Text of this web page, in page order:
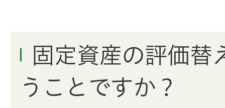
固定資産の評価替
うことですか？